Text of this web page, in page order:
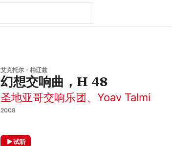
艾克托尔・柏辽兹
幻想交响曲，H 48
圣地亚哥交响乐团 、 Yoav Talmi
2008
试听